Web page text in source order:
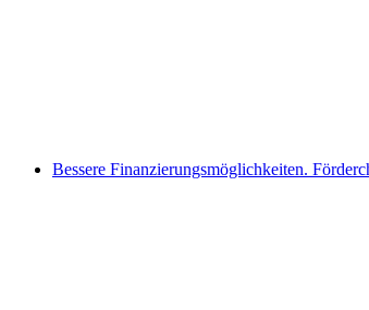
Bessere Finanzierungsmöglichkeiten.